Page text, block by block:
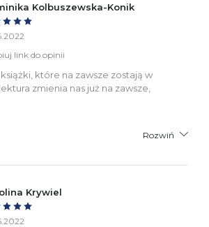
Kolbuszewska-Konik
link do opinii
które na zawsze zostają w
zmienia nas już na zawsze,
Rozwiń
Krywiel